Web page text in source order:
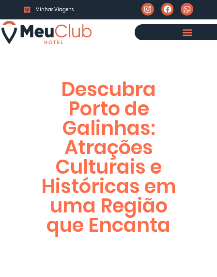
Minhas Viagens
Descubra
Porto de
Galinhas:
Atrações
Culturais e
Históricas em
uma Região
que Encanta